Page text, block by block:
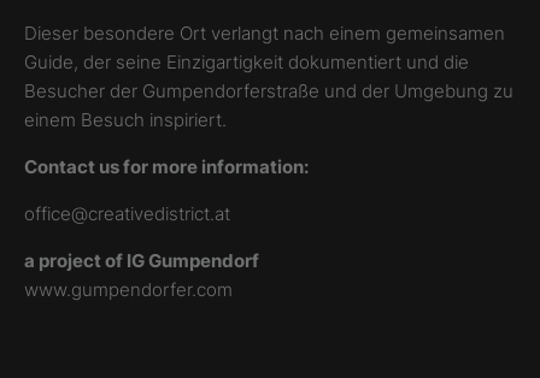
Dieser besondere Ort verlangt nach einem gemeinsamen
Guide, der seine Einzigartigkeit dokumentiert und die
Besucher der Gumpendorferstraße und der Umgebung zu
einem Besuch inspiriert.
Contact us for more information:
office@creativedistrict.at
a project of IG Gumpendorf
www.gumpendorfer.com